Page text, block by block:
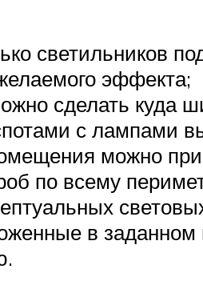
светильников
эффекта;
сделать куда
с лампами
можно
по всему
в заданном